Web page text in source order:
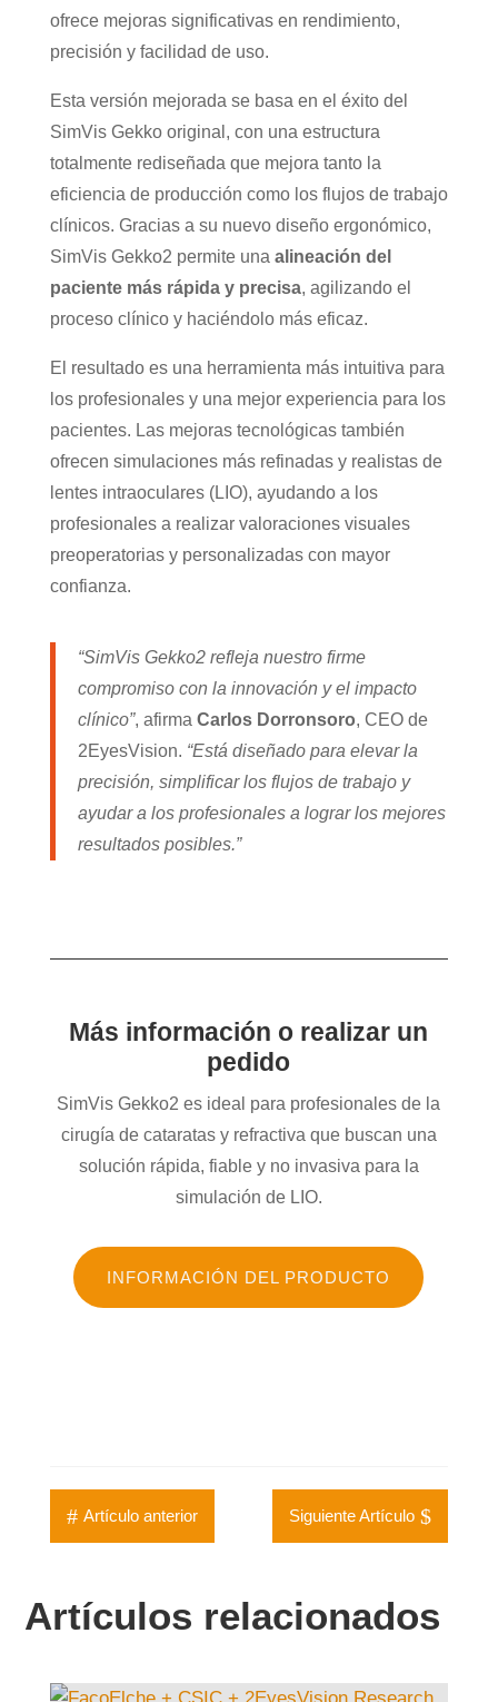
ofrece mejoras significativas en rendimiento,
precisión y facilidad de uso.
Esta versión mejorada se basa en el éxito del
SimVis Gekko original, con una estructura
totalmente rediseñada que mejora tanto la
eficiencia de producción como los flujos de trabajo
clínicos. Gracias a su nuevo diseño ergonómico,
SimVis Gekko2 permite una alineación del
paciente más rápida y precisa, agilizando el
proceso clínico y haciéndolo más eficaz.
El resultado es una herramienta más intuitiva para
los profesionales y una mejor experiencia para los
pacientes. Las mejoras tecnológicas también
ofrecen simulaciones más refinadas y realistas de
lentes intraoculares (LIO), ayudando a los
profesionales a realizar valoraciones visuales
preoperatorias y personalizadas con mayor
confianza.
“SimVis Gekko2 refleja nuestro firme
compromiso con la innovación y el impacto
clínico”, afirma Carlos Dorronsoro, CEO de
2EyesVision. “Está diseñado para elevar la
precisión, simplificar los flujos de trabajo y
ayudar a los profesionales a lograr los mejores
resultados posibles.”
Más información o realizar un
pedido
SimVis Gekko2 es ideal para profesionales de la
cirugía de cataratas y refractiva que buscan una
solución rápida, fiable y no invasiva para la
simulación de LIO.
INFORMACIÓN DEL PRODUCTO
# Artículo anterior Siguiente Artículo $
Artículos relacionados